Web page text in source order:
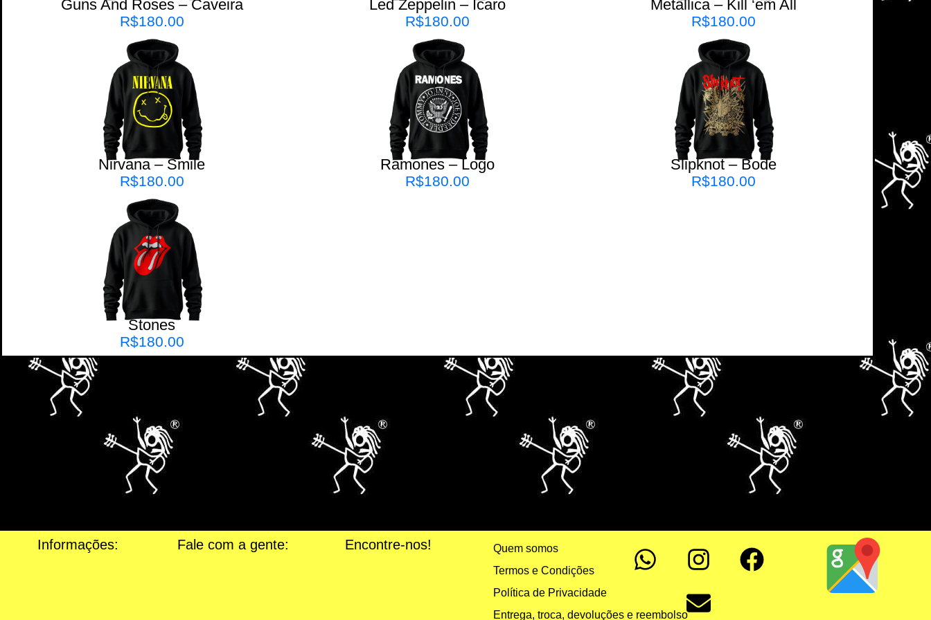
Guns And Roses – Caveira
R$180.00
Led Zeppelin – Ícaro
R$180.00
Metallica – Kill ‘em All
R$180.00
Nirvana – Smile
R$180.00
Ramones – Logo
R$180.00
Slipknot – Bode
R$180.00
Stones
R$180.00
Informações: Fale com a gente: Encontre-nos!
Quem somos
Termos e Condições
Política de Privacidade
Entrega, troca, devoluções e reembolso